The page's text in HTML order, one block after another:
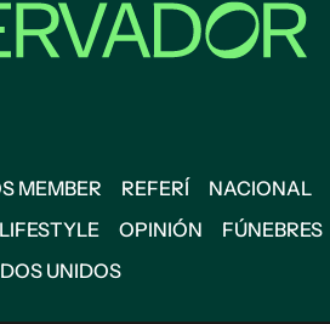
MEMBER REFERÍ NACIONAL
LIFESTYLE OPINIÓN FÚNEBRES
UNIDOS